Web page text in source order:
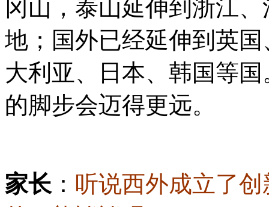
冈山，泰山延伸到浙江
地；国外已经延伸到英
大利亚、日本、韩国等
的脚步会迈得更远。
家长 ： 听说西外成立了